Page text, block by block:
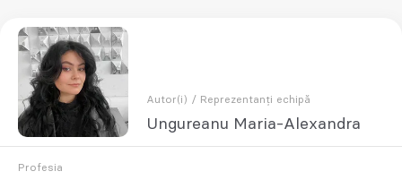
Autor(i) / Reprezentanți echipă
Ungureanu Maria-Alexandra
Profesia